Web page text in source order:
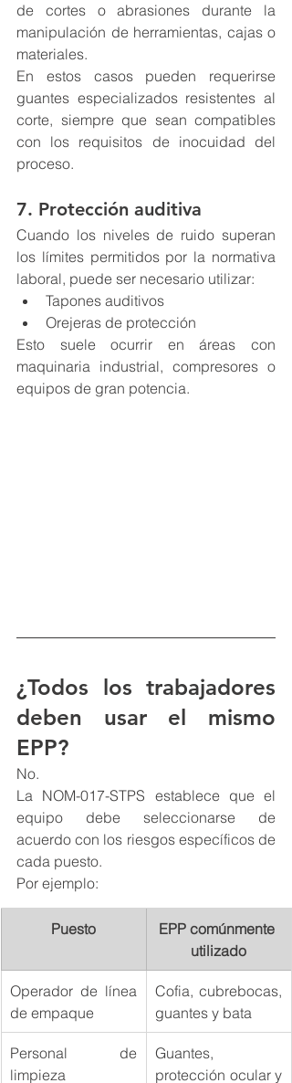
de cortes o abrasiones durante la
manipulación de herramientas, cajas o
materiales.
En estos casos pueden requerirse
guantes especializados resistentes al
corte, siempre que sean compatibles
con los requisitos de inocuidad del
proceso.
7. Protección auditiva
Cuando los niveles de ruido superan
los límites permitidos por la normativa
laboral, puede ser necesario utilizar:
Tapones auditivos
Orejeras de protección
Esto suele ocurrir en áreas con
maquinaria industrial, compresores o
equipos de gran potencia.
¿Todos los trabajadores
deben usar el mismo
EPP?
No.
La NOM-017-STPS establece que el
equipo debe seleccionarse de
acuerdo con los riesgos específicos de
cada puesto.
Por ejemplo:
Puesto
EPP comúnmente
utilizado
Operador de línea
de empaque
Cofia, cubrebocas,
guantes y bata
Personal de
limpieza
Guantes,
protección ocular y